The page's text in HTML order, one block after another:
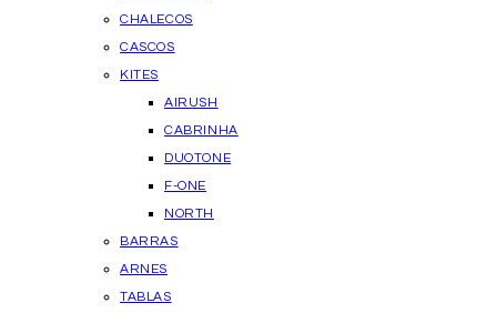
CHALECOS
CASCOS
KITES
AIRUSH
CABRINHA
DUOTONE
F-ONE
NORTH
BARRAS
ARNES
TABLAS